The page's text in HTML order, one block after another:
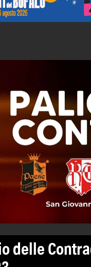
delle